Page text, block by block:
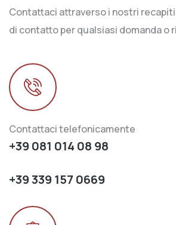
Contattaci attraverso i nostri
di contatto per qualsiasi domanda o
Contattaci telefonicamente
+39 081 014 08 98
+39 339 157 0669